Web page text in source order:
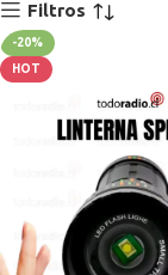
Filtros
-20%
HOT